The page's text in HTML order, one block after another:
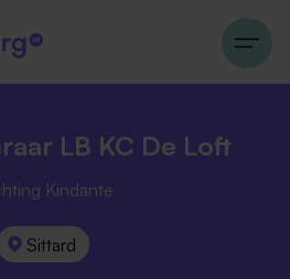
LB KC De Loft
Kindante
Sittard